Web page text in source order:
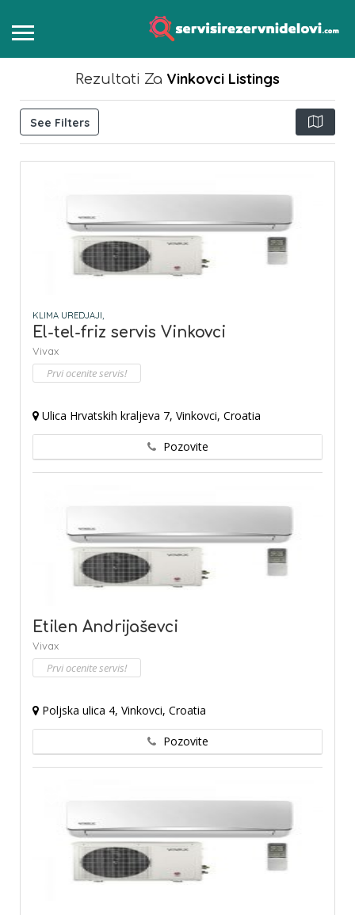
Rezultati Za Vinkovci Listings
See Filters
KLIMA UREDJAJI,
El-tel-friz servis Vinkovci
Vivax
Prvi ocenite servis!
Ulica Hrvatskih kraljeva 7, Vinkovci, Croatia
Pozovite
Etilen Andrijaševci
Vivax
Prvi ocenite servis!
Poljska ulica 4, Vinkovci, Croatia
Pozovite